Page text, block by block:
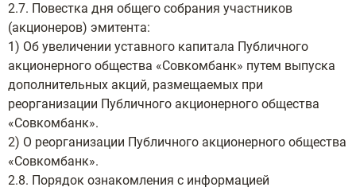
2.7. Повестка дня общего собрания участников
(акционеров) эмитента:
1) Об увеличении уставного капитала Публичного
акционерного общества «Совкомбанк» путем выпуска
дополнительных акций, размещаемых при
реорганизации Публичного акционерного общества
«Совкомбанк».
2) О реорганизации Публичного акционерного общества
«Совкомбанк».
2.8. Порядок ознакомления с информацией